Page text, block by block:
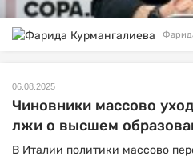
06.08.2025
Чиновники массово
лжи о высшем
В Италии политики массово